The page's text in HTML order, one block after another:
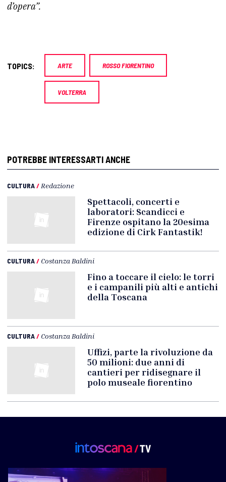
d’opera”.
TOPICS: ARTE ROSSO FIORENTINO
VOLTERRA
POTREBBE INTERESSARTI ANCHE
CULTURA/ Redazione
Spettacoli, concerti e
laboratori: Scandicci e
Firenze ospitano la 20esima
edizione di Cirk Fantastik!
CULTURA/ Costanza Baldini
Fino a toccare il cielo: le torri
e i campanili più alti e antichi
della Toscana
CULTURA/ Costanza Baldini
Uffizi, parte la rivoluzione da
50 milioni: due anni di
cantieri per ridisegnare il
polo museale fiorentino